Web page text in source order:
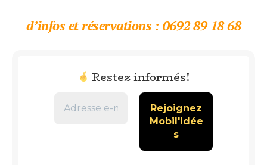
d’infos et réservations : 0692 89 18 68
Restez informés!